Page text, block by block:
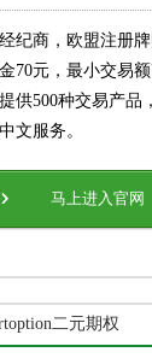
纪商，欧盟注册
70元，最小交易
供500种交易产品
文服务。
马上进入官网
二元期权